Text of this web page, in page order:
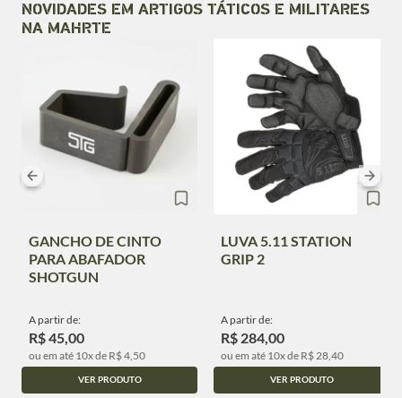
NOVIDADES EM ARTIGOS TÁTICOS E MILITARES
NA MAHRTE
GANCHO DE CINTO
PARA ABAFADOR
SHOTGUN
A partir de:
R$ 45,00
ou em até 10x de R$ 4,50
VER PRODUTO
LUVA 5.11 STATION
GRIP 2
A partir de:
R$ 284,00
ou em até 10x de R$ 28,40
VER PRODUTO